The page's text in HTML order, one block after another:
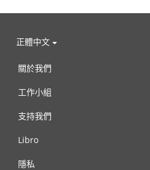
正體中文
關於我們
工作小組
支持我們
Libro
隱私